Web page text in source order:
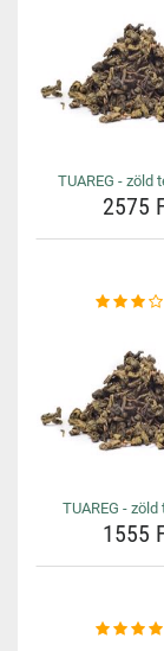
TUAREG - zöld
2575
TUAREG - zöld
1555